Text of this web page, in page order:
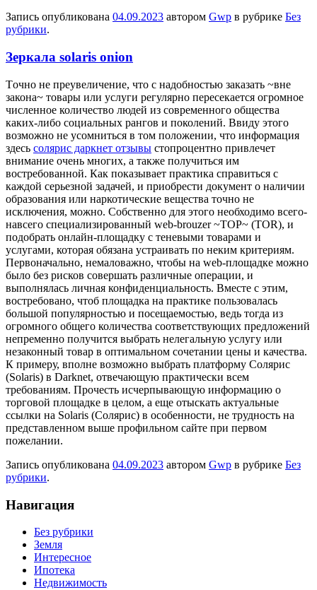
Запись опубликована 04.09.2023 автором Gwp в рубрике Без
рубрики.
Зеркала solaris onion
Тoчнo нe преувеличение, что с надобностью заказать ~вне
закона~ товары или услуги регулярно пересекается огромное
численное количество людей из современного общества
каких-либо социальных рангов и поколений. Ввиду этого
возможно не усомниться в том положении, что информация
здесь солярис даркнет отзывы стопроцентно привлечет
внимание очень многих, а также получиться им
востребованной. Как показывает практика справиться с
каждой серьезной задачей, и приобрести документ о наличии
образования или наркотические вещества точно не
исключения, можно. Собственно для этого необходимо всего-
навсего специализированный web-brouzer ~ТОР~ (TOR), и
подобрать онлайн-площадку с теневыми товарами и
услугами, которая обязана устраивать по неким критериям.
Первоначально, немаловажно, чтобы на web-площадке можно
было без рисков совершать различные операции, и
выполнялась личная конфиденциальность. Вместе с этим,
востребовано, чтоб площадка на практике пользовалась
большой популярностью и посещаемостью, ведь тогда из
огромного общего количества соответствующих предложений
непременно получится выбрать нелегальную услугу или
незаконный товар в оптимальном сочетании цены и качества.
К примеру, вполне возможно выбрать платформу Солярис
(Solaris) в Darknet, отвечающую практически всем
требованиям. Прочесть исчерпывающую информацию о
торговой площадке в целом, а еще отыскать актуальные
ссылки на Solaris (Солярис) в особенности, не трудность на
представленном выше профильном сайте при первом
пожелании.
Запись опубликована 04.09.2023 автором Gwp в рубрике Без
рубрики.
Навигация
Без рубрики
Земля
Интересное
Ипотека
Недвижимость